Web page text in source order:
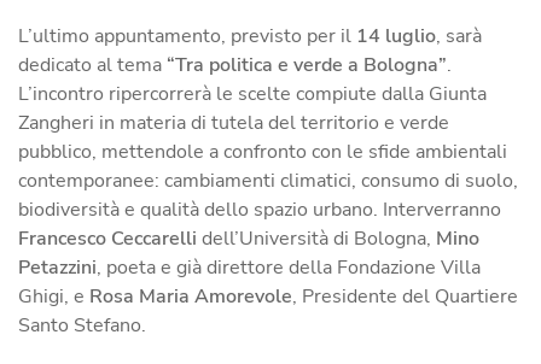
L’ultimo appuntamento, previsto per il 14 luglio, sarà
dedicato al tema “Tra politica e verde a Bologna”.
L’incontro ripercorrerà le scelte compiute dalla Giunta
Zangheri in materia di tutela del territorio e verde
pubblico, mettendole a confronto con le sfide ambientali
contemporanee: cambiamenti climatici, consumo di suolo,
biodiversità e qualità dello spazio urbano. Interverranno
Francesco Ceccarelli dell’Università di Bologna, Mino
Petazzini, poeta e già direttore della Fondazione Villa
Ghigi, e Rosa Maria Amorevole, Presidente del Quartiere
Santo Stefano.